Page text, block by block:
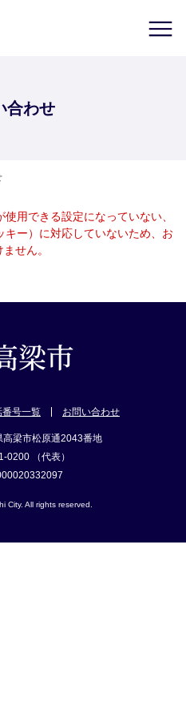
合わせ
用できる設定になっていない、
キー）に対応していないため、お
せん。
番号一覧 お問い合わせ
梁市松原通2043番地
0200 （代表）
City. All rights reserved.